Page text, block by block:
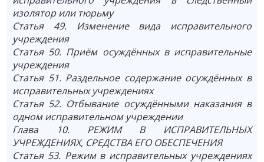
изолятор или тюрьму
Статья 49. Изменение вида исправительного
учреждения
Статья 50. Приём осуждённых в исправительные
учреждения
Статья 51. Раздельное содержание осуждённых в
исправительных учреждениях
Статья 52. Отбывание осуждёнными наказания в
одном исправительном учреждении
Глава 10. РЕЖИМ В ИСПРАВИТЕЛЬНЫХ
УЧРЕЖДЕНИЯХ, СРЕДСТВА ЕГО ОБЕСПЕЧЕНИЯ
Статья 53. Режим в исправительных учреждениях